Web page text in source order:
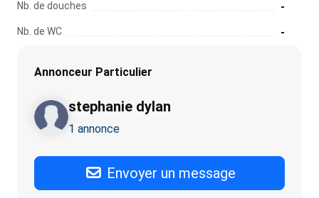
Nb. de douches -
Nb. de WC -
Annonceur Particulier
stephanie dylan
1 annonce
Envoyer un message